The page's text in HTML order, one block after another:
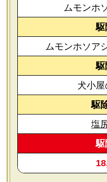
ムモンホ
駆
ムモンホソア
駆
犬小
駆
塩
駆